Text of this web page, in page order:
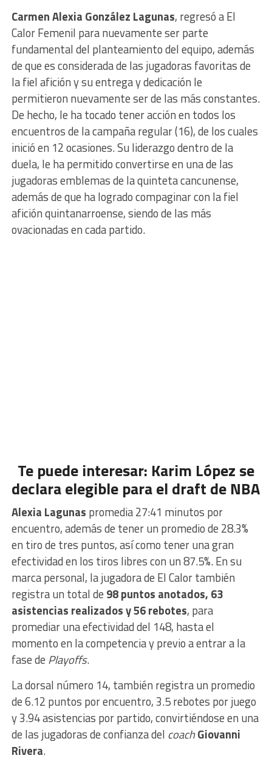
Carmen Alexia González Lagunas, regresó a El
Calor Femenil para nuevamente ser parte
fundamental del planteamiento del equipo, además
de que es considerada de las jugadoras favoritas de
la fiel afición y su entrega y dedicación le
permitieron nuevamente ser de las más constantes.
De hecho, le ha tocado tener acción en todos los
encuentros de la campaña regular (16), de los cuales
inició en 12 ocasiones. Su liderazgo dentro de la
duela, le ha permitido convertirse en una de las
jugadoras emblemas de la quinteta cancunense,
además de que ha logrado compaginar con la fiel
afición quintanarroense, siendo de las más
ovacionadas en cada partido.
Te puede interesar: Karim López se
declara elegible para el draft de NBA
Alexia Lagunas promedia 27:41 minutos por
encuentro, además de tener un promedio de 28.3%
en tiro de tres puntos, así como tener una gran
efectividad en los tiros libres con un 87.5%. En su
marca personal, la jugadora de El Calor también
registra un total de 98 puntos anotados, 63
asistencias realizados y 56 rebotes, para
promediar una efectividad del 148, hasta el
momento en la competencia y previo a entrar a la
fase de Playoffs.
La dorsal número 14, también registra un promedio
de 6.12 puntos por encuentro, 3.5 rebotes por juego
y 3.94 asistencias por partido, convirtiéndose en una
de las jugadoras de confianza del coachGiovanni
Rivera.